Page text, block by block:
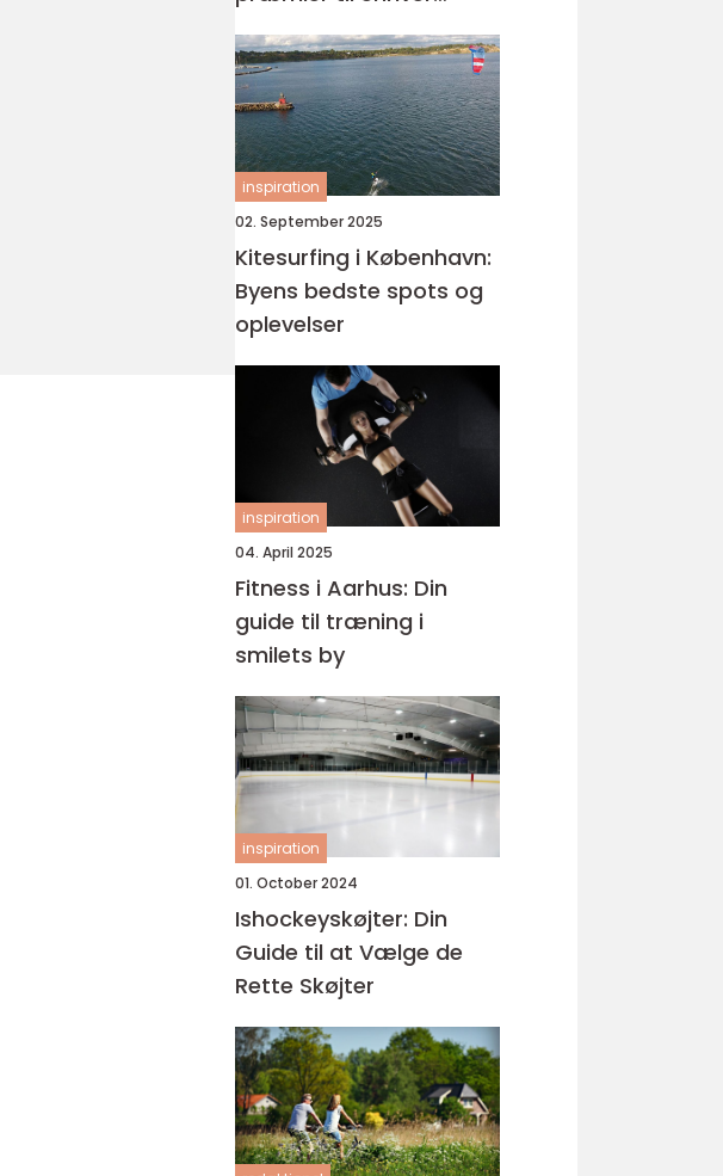
begivenhed
inspiration
02. September 2025
Kitesurfing i København:
Byens bedste spots og
oplevelser
inspiration
04. April 2025
Fitness i Aarhus: Din
guide til træning i
smilets by
inspiration
01. October 2024
Ishockeyskøjter: Din
Guide til at Vælge de
Rette Skøjter